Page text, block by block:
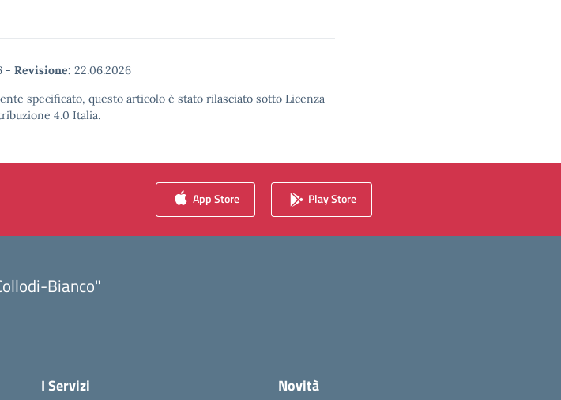
- Revisione: 22.06.2026
specificato, questo articolo è stato rilasciato sotto Licenza
4.0 Italia.
App Store Play Store
Bianco"
I Servizi Novità